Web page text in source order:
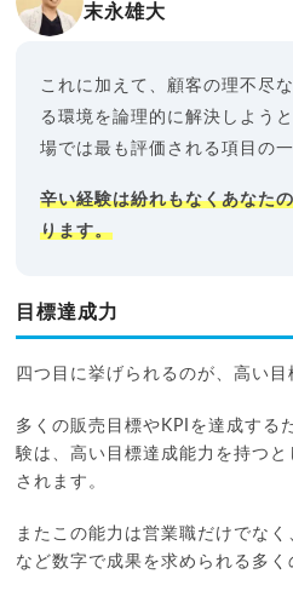
末永雄大
これに加えて、顧客の理不尽
る環境を論理的に解決しよう
場では最も評価される項目の一
辛い経験は紛れもなくあなた
ります。
目標達成力
四つ目に挙げられるのが、高い目
多くの販売目標やKPIを達成する
験は、高い目標達成能力を持つ
されます。
またこの能力は営業職だけでな
など数字で成果を求められる多く